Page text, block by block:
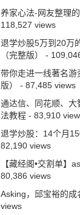
养家心法-网友整理
118,527 views
退学炒股5万到20万
（完整版）
-
带你走进一线著名
版）
- 87,485 views
通达信、同花顺、大
法教程- 83,910
退学炒股：14个月
82,190 views
【藏经阁•交割单】
80,386 views
Asking，邱宝裕的成
views